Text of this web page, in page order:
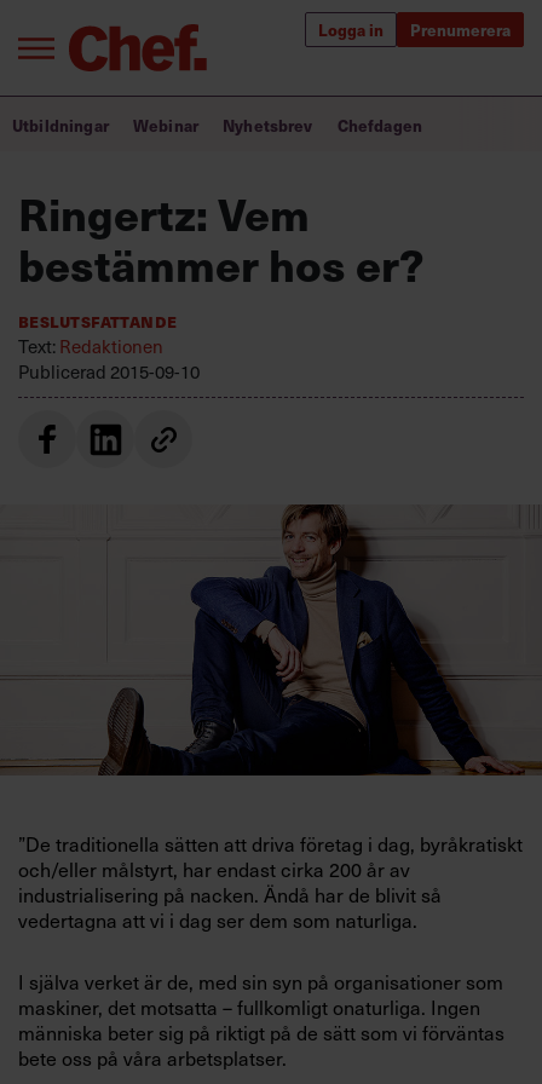
Logga in Prenumerera
Logga in
Annonsera
Kundservice
personuppgiftsbehandling
efter:
Bra ledare förändrar världen
Utbildning för ledare
Chefakademin+
Populära utbildningar
Utbildningar Webinar Nyhetsbrev Chefdagen
Ringertz: Vem
bestämmer hos er?
Beslutsfattande
Text: Redaktionen
Publicerad 2015-09-10
”De traditionella sätten att driva företag i dag, byråkratiskt
och/eller målstyrt, har endast cirka 200 år av
industrialisering på nacken. Ändå har de blivit så
vedertagna att vi i dag ser dem som naturliga.
I själva verket är de, med sin syn på organisationer som
maskiner, det motsatta – fullkomligt onaturliga. Ingen
människa beter sig på riktigt på de sätt som vi förväntas
bete oss på våra arbetsplatser.